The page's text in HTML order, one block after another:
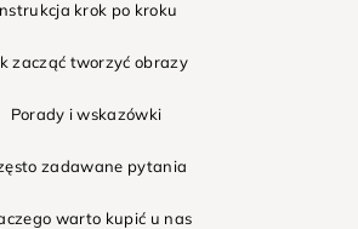
krok po kroku
zacząć tworzyć obrazy
Porady i wskazówki
zadawane pytania
warto kupić u nas